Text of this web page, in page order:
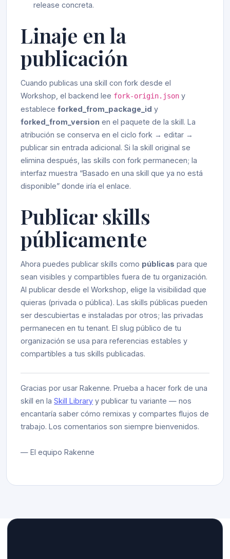
release concreta.
Linaje en la
publicación
Cuando publicas una skill con fork desde el
Workshop, el backend lee fork-origin.json y
estableceforked_from_package_id y
forked_from_version en el paquete de la skill. La
atribución se conserva en el ciclo fork → editar →
publicar sin entrada adicional. Si la skill original se
elimina después, las skills con fork permanecen; la
interfaz muestra “Basado en una skill que ya no está
disponible” donde iría el enlace.
Publicar skills
públicamente
Ahora puedes publicar skills como públicas para que
sean visibles y compartibles fuera de tu organización.
Al publicar desde el Workshop, elige la visibilidad que
quieras (privada o pública). Las skills públicas pueden
ser descubiertas e instaladas por otros; las privadas
permanecen en tu tenant. El slug público de tu
organización se usa para referencias estables y
compartibles a tus skills publicadas.
Gracias por usar Rakenne. Prueba a hacer fork de una
skill en laSkill Library y publicar tu variante — nos
encantaría saber cómo remixas y compartes flujos de
trabajo. Los comentarios son siempre bienvenidos.
— El equipo Rakenne